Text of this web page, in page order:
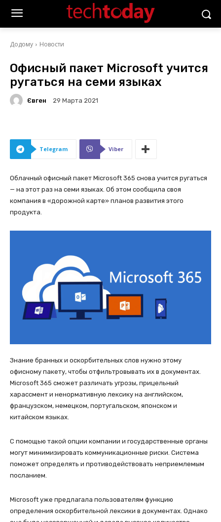
Додому Новости
Офисный пакет Microsoft учится
ругаться на семи языках
Євген 29 Марта 2021
Telegram Viber
Облачный офисный пакет Microsoft 365 снова учится ругаться
— на этот раз на семи языках. Об этом сообщила своя
компания в «дорожной карте» планов развития этого
продукта.
Знание бранных и оскорбительных слов нужно этому
офисному пакету, чтобы отфильтровывать их в документах.
Microsoft 365 сможет различать угрозы, прицельный
харассмент и ненормативную лексику на английском,
французском, немецком, португальском, японском и
китайском языках.
С помощью такой опции компании и государственные органы
могут минимизировать коммуникационные риски. Система
поможет определять и противодействовать неприемлемым
посланием.
Microsoft уже предлагала пользователям функцию
определения оскорбительной лексики в документах. Однако